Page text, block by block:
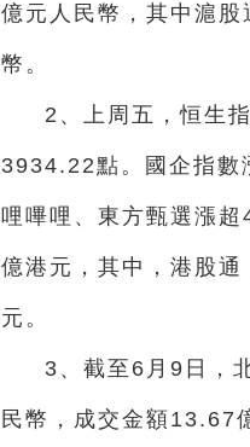
億元人民幣，其中滬
幣。
2、上周五，恒生
3934.22點。國企指數
哩嗶哩、東方甄選漲
億港元，其中，港股
元。
3、截至6月9日，
民幣，成交金額13.67